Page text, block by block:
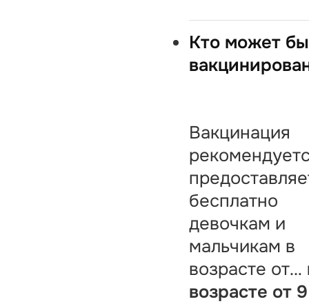
Кто может
Вакцинация
бесплатно
девочкам и
мальчикам в
возрасте от…
возрасте от